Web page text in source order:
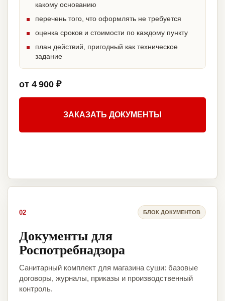
какому основанию
перечень того, что оформлять не требуется
оценка сроков и стоимости по каждому пункту
план действий, пригодный как техническое
задание
от 4 900 ₽
ЗАКАЗАТЬ ДОКУМЕНТЫ
02 БЛОК ДОКУМЕНТОВ
Документы для
Роспотребнадзора
Санитарный комплект для магазина суши: базовые
договоры, журналы, приказы и производственный
контроль.